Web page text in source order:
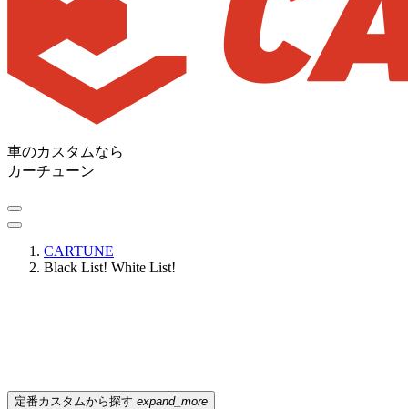
車のカスタムなら
カーチューン
CARTUNE
Black List! White List!
定番カスタムから探す expand_more